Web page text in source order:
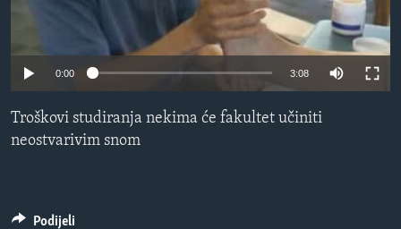
O GLASU AMERIKE
Learning English
PRATITE NAS
0:00 3:08
Troškovi studiranja nekima će fakultet učiniti
neostvarivim snom
Podijeli